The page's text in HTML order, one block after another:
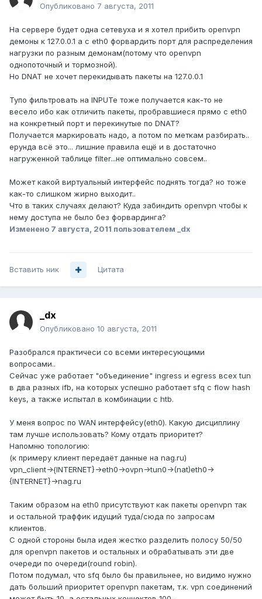
Опубликовано 7 августа, 2011
На сервере будет одна сетевуха и я хотел прибить openvpn
демоны к 127.0.0.1 а с eth0 форвардить порт для распределения
нагрузки по разным демонам(потому что openvpn
однопоточный и тормозной).
Но DNAT не хочет перекидывать пакеты на 127.0.0.1
Тупо фильтровать на INPUTe тоже получается как-то не
весело ибо как отличить пакеты, пробравшиеся прямо с eth0
на конкретный порт и перекинутые по DNAT?
Получается маркировать надо, а потом по меткам разбирать..
ерунда всё это... лишние правила ещё и в достаточно
нагруженной таблице filter...не оптимально совсем..
Может какой виртуальный интерфейс поднять тогда? но тоже
как-то слишком жирно выходит..
Что в таких случаях делают? Куда забиндить openvpn чтобы к
нему доступа не было без форвардинга?
Изменено 7 августа, 2011 пользователем _dx
Вставить ник Цитата
_dx
Опубликовано 10 августа, 2011
Разобрался практичеси со всеми интересующими
вопросами..
Сейчас уже работает "объединение" ingress и egress всех tun
в два разных ifb, на которых успешно работает sfq с flow hash
keys, а также испытал в комбинации с htb.
У меня вопрос по WAN интерфейсу(eth0). Какую дисциплину
там лучше использовать? Кому отдать приоритет?
Напомню топологию:
(к примеру клиент передаёт данные на nag.ru)
vpn_client->{INTERNET}->eth0->ovpn->tun0->(nat)eth0->
{INTERNET}->nag.ru
Таким образом на eth0 присутствуют как пакеты openvpn так
и остальной траффик идущий туда/сюда по запросам
клиентов.
С одной стороны была идея жестко разделить полосу 50/50
для openvpn пакетов и остальных и обрабатывать эти две
очереди по очереди(round robin).
Потом подумал, что sfq было бы правильнее, но видимо нужно
дать больший приоритет openvpn пакетам, т.к. vpn соединений